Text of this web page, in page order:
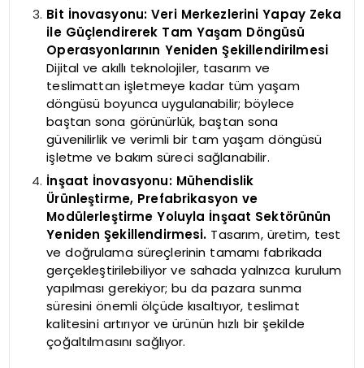
Bit İnovasyonu: Veri Merkezlerini Yapay Zeka
ile Güçlendirerek Tam Yaşam Döngüsü
Operasyonlarının Yeniden Şekillendirilmesi
Dijital ve akıllı teknolojiler, tasarım ve
teslimattan işletmeye kadar tüm yaşam
döngüsü boyunca uygulanabilir; böylece
baştan sona görünürlük, baştan sona
güvenilirlik ve verimli bir tam yaşam döngüsü
işletme ve bakım süreci sağlanabilir.
İnşaat İnovasyonu: Mühendislik
Ürünleştirme, Prefabrikasyon ve
Modülerleştirme Yoluyla İnşaat Sektörünün
Yeniden Şekillendirmesi. Tasarım, üretim, test
ve doğrulama süreçlerinin tamamı fabrikada
gerçekleştirilebiliyor ve sahada yalnızca kurulum
yapılması gerekiyor; bu da pazara sunma
süresini önemli ölçüde kısaltıyor, teslimat
kalitesini artırıyor ve ürünün hızlı bir şekilde
çoğaltılmasını sağlıyor.